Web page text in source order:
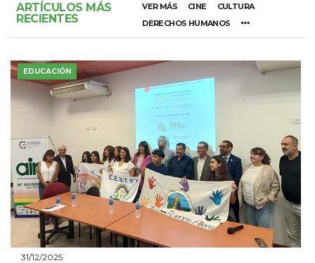
ARTÍCULOS MÁS
RECIENTES
VER MÁS CINE
CULTURA
DERECHOS HUMANOS
EDUCACIÓN
31/12/2025